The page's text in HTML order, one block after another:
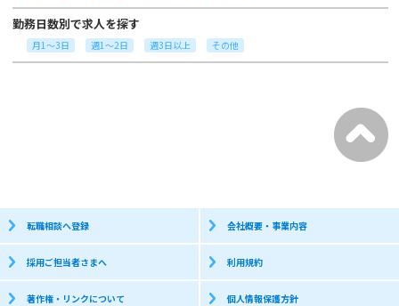
勤務日数別で求人を探す
月1～3日 週1～2日 週3日以上 その他
転職相談へ登録 会社概要・事業内容
採用ご担当者さまへ 利用規約
著作権・リンクについて 個人情報保護方針